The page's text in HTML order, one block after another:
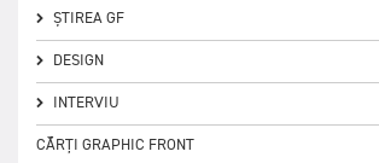
ȘTIREA GF
DESIGN
INTERVIU
CĂRȚI GRAPHIC FRONT